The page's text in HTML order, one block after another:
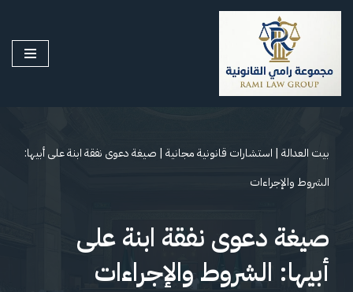
إلى
بيت العدالة | استشارات قانونية مجانية | صيغة دعوى نفقة ابنة على أبيها:
الشروط والإجراءات
صيغة دعوى نفقة ابنة على
أبيها: الشروط والإجراءات